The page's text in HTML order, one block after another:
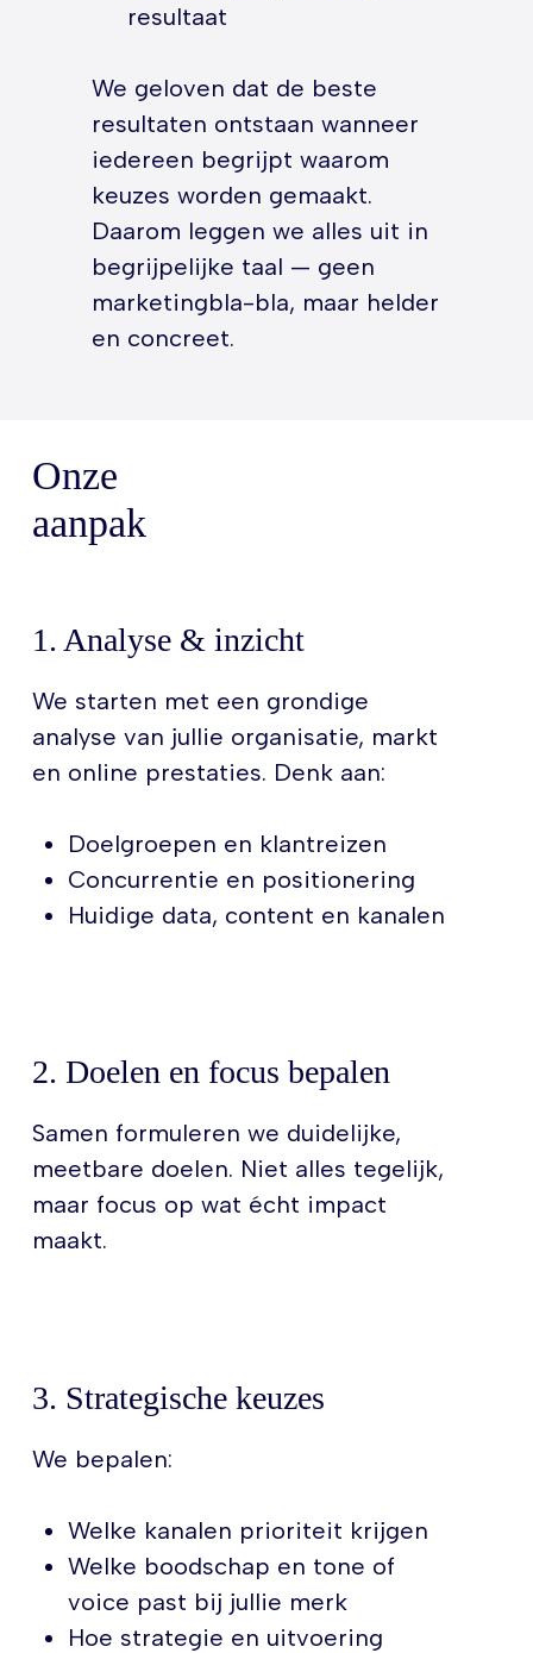
resultaat
We geloven dat de beste
resultaten ontstaan wanneer
iedereen begrijpt waarom
keuzes worden gemaakt.
Daarom leggen we alles uit in
begrijpelijke taal — geen
marketingbla-bla, maar helder
en concreet.
Onze
aanpak
1. Analyse & inzicht
We starten met een grondige
analyse van jullie organisatie, markt
en online prestaties. Denk aan:
Doelgroepen en klantreizen
Concurrentie en positionering
Huidige data, content en kanalen
2. Doelen en focus bepalen
Samen formuleren we duidelijke,
meetbare doelen. Niet alles tegelijk,
maar focus op wat écht impact
maakt.
3. Strategische keuzes
We bepalen:
Welke kanalen prioriteit krijgen
Welke boodschap en tone of
voice past bij jullie merk
Hoe strategie en uitvoering